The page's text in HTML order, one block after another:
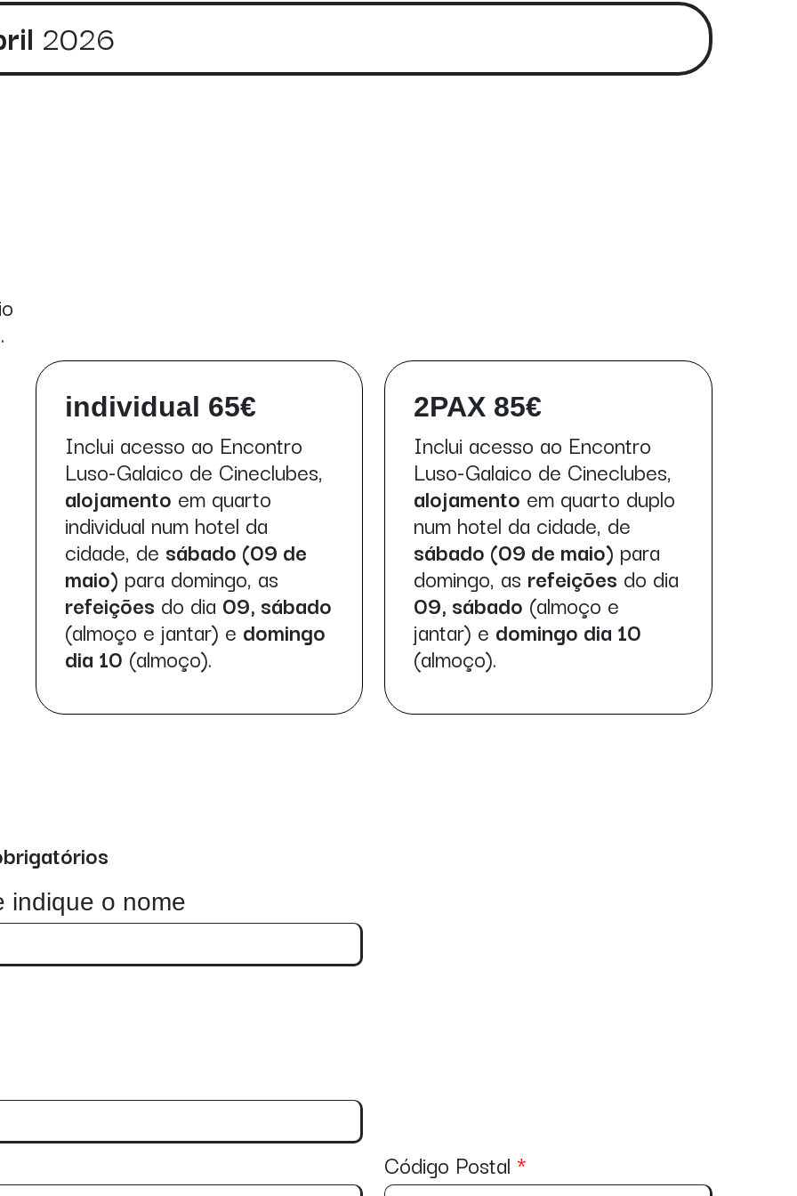
2026
individual 65€
Inclui acesso ao Encontro
Luso-Galaico de Cineclubes,
alojamento em quarto
individual num hotel da
cidade, de sábado (09 de
maio) para domingo, as
refeições do dia 09, sábado
(almoço e jantar) e domingo
dia 10 (almoço).
2PAX 85€
Inclui acesso ao Encontro
Luso-Galaico de Cineclubes,
alojamento em quarto duplo
num hotel da cidade, de
sábado (09 de maio) para
domingo, as refeições do dia
09, sábado (almoço e
jantar) e domingo dia 10
(almoço).
indique o nome
Código Postal